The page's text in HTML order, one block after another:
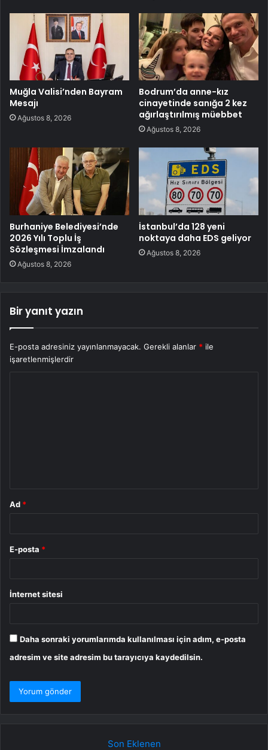
Muğla Valisi’nden Bayram
Mesajı
Ağustos 8, 2026
Bodrum’da anne-kız
cinayetinde sanığa 2 kez
ağırlaştırılmış müebbet
Ağustos 8, 2026
Burhaniye Belediyesi’nde
2026 Yılı Toplu İş
Sözleşmesi İmzalandı
Ağustos 8, 2026
İstanbul’da 128 yeni
noktaya daha EDS geliyor
Ağustos 8, 2026
Bir yanıt yazın
E-posta adresiniz yayınlanmayacak. Gerekli alanlar * ile
işaretlenmişlerdir
Ad *
E-posta *
İnternet sitesi
Daha sonraki yorumlarımda kullanılması için adım, e-posta
adresim ve site adresim bu tarayıcıya kaydedilsin.
Son Eklenen